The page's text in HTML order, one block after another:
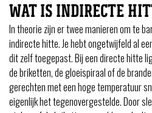
WAT IS INDIRECTE
In theorie zijn er twee manieren om te
indirecte hitte. Je hebt ongetwijfeld al
dit zelf toegepast. Bij een directe hitte
de briketten, de gloeispiraal of de
gerechten met een hoge temperatuur
eigenlijk het tegenovergestelde. Door